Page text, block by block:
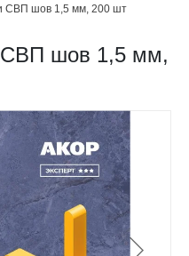
СВП шов 1,5 мм, 200 шт
СВП шов 1,5 мм,